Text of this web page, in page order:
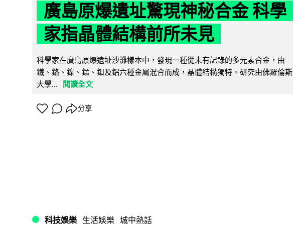
廣島原爆遺址驚現神秘合金 科學
家指晶體結構前所未見
科學家在廣島原爆遺址沙灘樣本中，發現一種從未有記錄的多元素合金，由
鐵、鉻、鎳、錳、鉬及鋁六種金屬混合而成，晶體結構獨特。研究由佛羅倫斯
大學...
閱讀全文
分享
科技娛樂 生活娛樂 城中熱話